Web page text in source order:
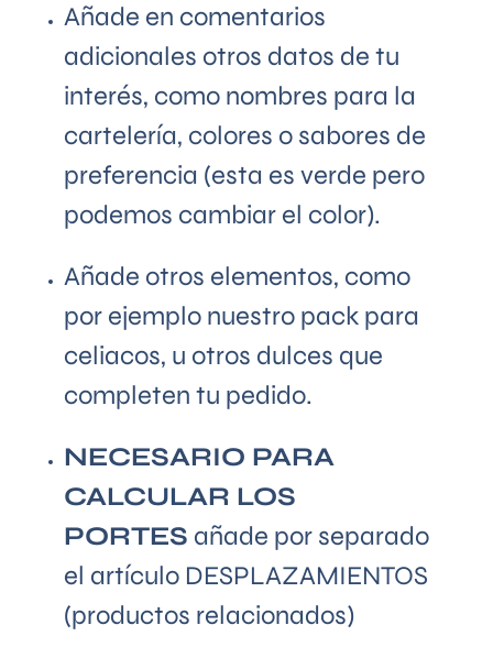
Añade en comentarios
adicionales otros datos de tu
interés, como nombres para la
cartelería, colores o sabores de
preferencia (esta es verde pero
podemos cambiar el color).
Añade otros elementos, como
por ejemplo nuestro pack para
celiacos, u otros dulces que
completen tu pedido.
NECESARIO PARA
CALCULAR LOS
PORTES añade por separado
el artículo DESPLAZAMIENTOS
(productos relacionados)